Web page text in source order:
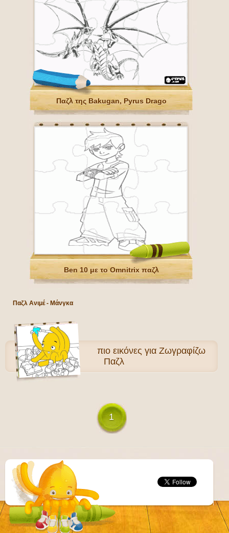
Παζλ της Bakugan, Pyrus Drago
Ben 10 με το Omnitrix παζλ
Παζλ Ανιμέ - Μάνγκα
πιο εικόνες για Ζωγραφίζω
Παζλ
1